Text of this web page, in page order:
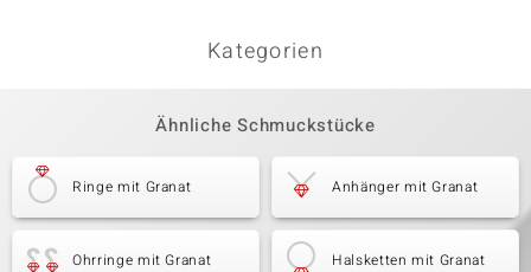
Kategorien
Ähnliche Schmuckstücke
Ringe mit Granat Anhänger mit Granat
Ohrringe mit Granat Halsketten mit Granat